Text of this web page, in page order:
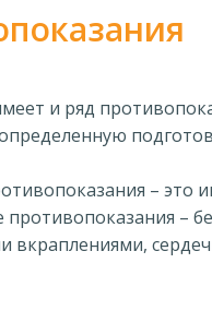
и ряд
– это
–
вкраплениями,